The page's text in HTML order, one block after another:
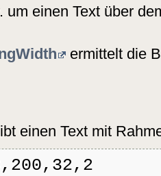
um einen Text über
ermittelt die
einen Text mit